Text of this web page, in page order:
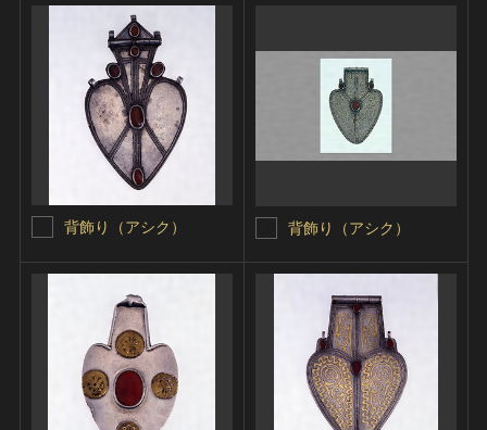
背飾り（アシク） 背飾り（アシク）